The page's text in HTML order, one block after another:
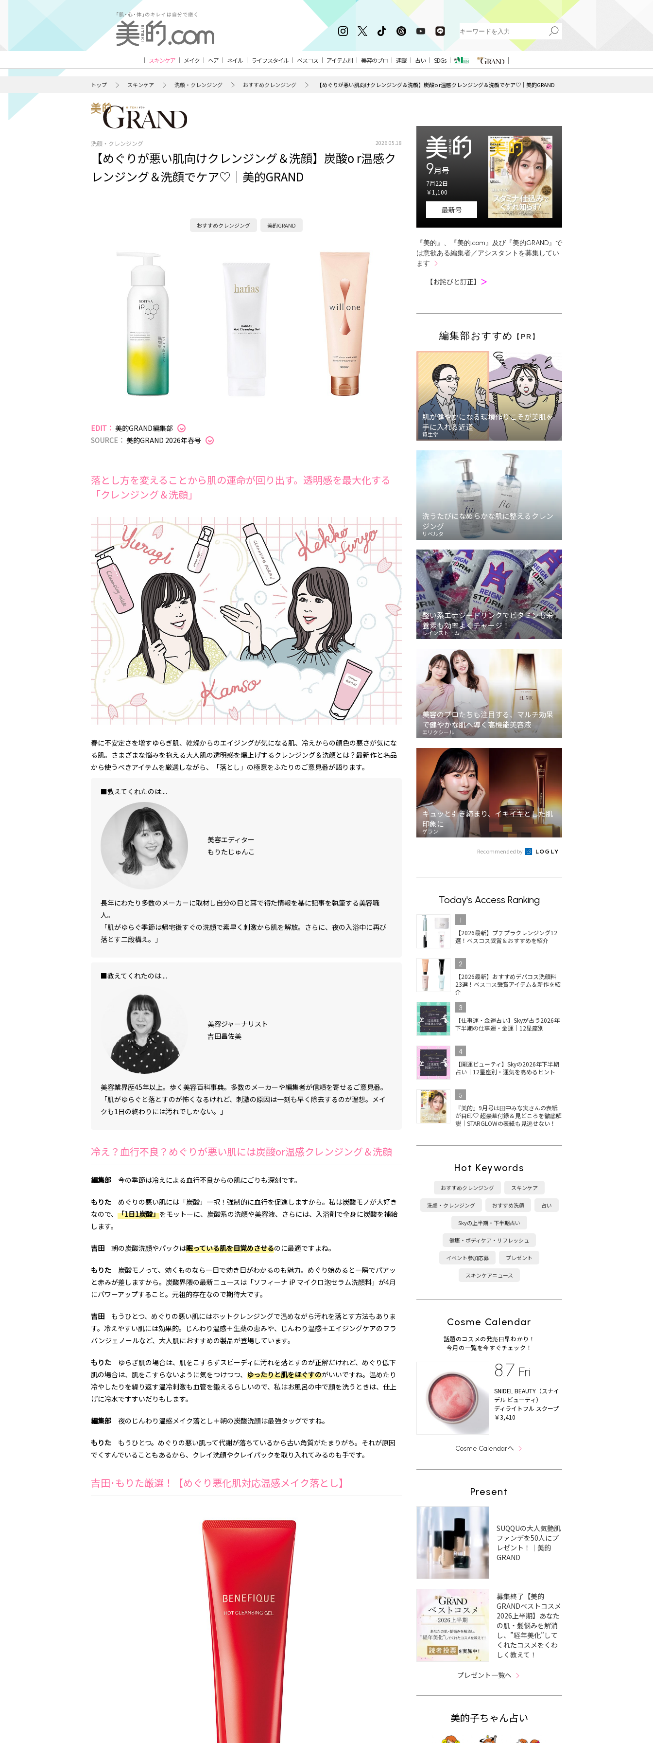
スキンケア メイク ヘア ネイル ライフスタイル ベスコス アイテム別 美容のプロ 連載 占い SDGs
トップ スキンケア 洗顔・クレンジング おすすめクレンジング 【めぐりが悪い肌向けクレンジング＆洗顔】炭酸o r温感クレンジング＆洗顔でケア♡｜美的GRAND
洗顔・クレンジング 2026.05.18
【めぐりが悪い肌向けクレンジング＆洗顔】炭酸o r温感ク
レンジング＆洗顔でケア♡｜美的GRAND
おすすめクレンジング 美的GRAND
EDIT： 美的GRAND編集部
SOURCE： 美的GRAND 2026年春号
落とし方を変えることから肌の運命が回り出す。透明感を最大化する
「クレンジング＆洗顔」
春に不安定さを増すゆらぎ肌、乾燥からのエイジングが気になる肌、冷えからの顔色の悪さが気にな
る肌。さまざまな悩みを抱える大人肌の透明感を爆上げするクレンジング＆洗顔とは？最新作と名品
から使うべきアイテムを厳選しながら、「落とし」の極意をふたりのご意見番が語ります。
■教えてくれたのは....
美容エディター
もりたじゅんこ
長年にわたり多数のメーカーに取材し自分の目と耳で得た情報を基に記事を執筆する美容職
人。
「肌がゆらぐ季節は帰宅後すぐの洗顔で素早く刺激から肌を解放。さらに、夜の入浴中に再び
落とす二段構え。」
■教えてくれたのは....
美容ジャーナリスト
吉田昌佐美
美容業界歴45年以上。歩く美容百科事典。多数のメーカーや編集者が信頼を寄せるご意見番。
「肌がゆらぐと落とすのが怖くなるけれど、刺激の原因は一刻も早く除去するのが理想。メイ
クも1日の終わりには汚れでしかない。」
冷え？血行不良？めぐりが悪い肌には炭酸or温感クレンジング＆洗顔
編集部 今の季節は冷えによる血行不良からの肌にごりも深刻です。
もりた めぐりの悪い肌には「炭酸」一択！強制的に血行を促進しますから。私は炭酸モノが大好き
なので、 「1日1炭酸」をモットーに、炭酸系の洗顔や美容液、さらには、入浴剤で全身に炭酸を補給
します。
吉田 朝の炭酸洗顔やパックは眠っている肌を目覚めさせるのに最適ですよね。
もりた 炭酸モノって、効くものなら一目で効き目がわかるのも魅力。めぐり始めると一瞬でパアッ
と赤みが差しますから。炭酸界隈の最新ニュースは「ソフィーナ iP マイクロ泡セラム洗顔料」が4月
にパワーアップすること。元祖的存在なので期待大です。
吉田 もうひとつ、めぐりの悪い肌にはホットクレンジングで温めながら汚れを落とす方法もありま
す。冷えやすい肌には効果的。じんわり温感＋生薬の恵みや、じんわり温感＋エイジングケアのフラ
バンジェノールなど、大人肌におすすめの製品が登場しています。
もりた ゆらぎ肌の場合は、肌をこすらずスピーディに汚れを落とすのが正解だけれど、めぐり低下
肌の場合は、肌をこすらないように気をつけつつ、 ゆったりと肌をほぐすのがいいですね。温めたり
冷やしたりを繰り返す温冷刺激も血管を鍛えるらしいので、私はお風呂の中で顔を洗うときは、仕上
げに冷水ですすいだりもします。
編集部 夜のじんわり温感メイク落とし＋朝の炭酸洗顔は最強タッグですね。
もりた もうひとつ。めぐりの悪い肌って代謝が落ちているから古い角質がたまりがち。それが原因
でくすんでいることもあるから、クレイ洗顔やクレイパックを取り入れてみるのも手です。
吉田･もりた厳選！【めぐり悪化肌対応温感メイク落とし】
9月号
7月22日
￥1,100
最新号
『美的』、『美的.com』及び『美的GRAND』で
は意欲ある編集者／アシスタントを募集してい
ます
【お詫びと訂正】 ＞
編集部おすすめ 【PR】
肌が健やかになる環境作りこそが美肌を
手に入れる近道
資生堂
洗うたびになめらかな肌に整えるクレン
ジング
リベルタ
整い系エナジードリンクでビタミンも栄
養素も効率よくチャージ！
レインストーム
美容のプロたちも注目する、マルチ効果
で健やかな肌へ導く高機能美容液
エリクシール
キュッと引き締まり、イキイキとした肌
印象に
ゲラン
Recommended by
Today's Access Ranking
1
【2026最新】プチプラクレンジング12
選！ベスコス受賞＆おすすめを紹介
2
【2026最新】おすすめデパコス洗顔料
23選！ベスコス受賞アイテム＆新作を紹
介
3
【仕事運・金運占い】Skyが占う2026年
下半期の仕事運・金運｜12星座別
4
【開運ビューティ】Skyの2026年下半期
占い｜12星座別・運気を高めるヒント
5
『美的』9月号は田中みな実さんの表紙
が目印♡ 超豪華付録＆見どころを徹底解
説｜STARGLOWの表紙も見逃せない！
Hot Keywords
おすすめクレンジング スキンケア
洗顔・クレンジング おすすめ洗顔 占い
Skyの上半期・下半期占い
健康・ボディケア・リフレッシュ
イベント参加応募 プレゼント
スキンケアニュース
Cosme Calendar
話題のコスメの発売日早わかり！
今月の一覧を今すぐチェック！
8.7 Fri
SNIDEL BEAUTY（スナイ
デル ビューティ）
ディライトフル スクープ
￥3,410
Cosme Calendarへ
Present
SUQQUの大人気艶肌
ファンデを50人にプ
レゼント！｜美的
GRAND
募集終了【美的
GRANDベストコスメ
2026上半期】あなた
の肌・髪悩みを解消
し、”経年美化”して
くれたコスメをくわ
しく教えて！
プレゼント一覧へ
美的子ちゃん占い